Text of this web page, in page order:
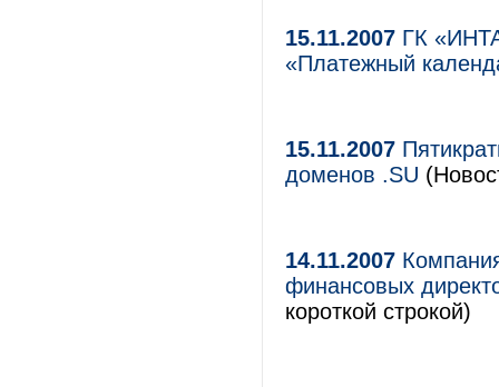
15.11.2007 ГК
«Платежный
15.11.2007
доменов .SU
14.11.2007
финансовых
короткой строкой)